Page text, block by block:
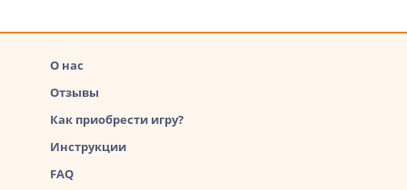
О нас
Отзывы
Как приобрести игру?
Инструкции
FAQ